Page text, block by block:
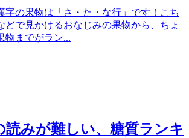
字の果物は「さ・た・な行」です！こち
どで見かけるおなじみの果物から、ちょ
物までがラン...
読みが難しい、糖質ランキ